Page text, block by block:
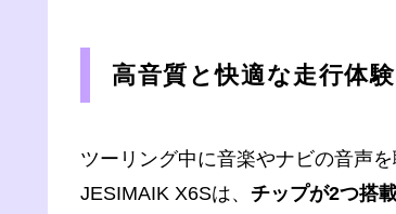
高音質と快適な走行体験
ツーリング中に音楽やナビの音声
JESIMAIK X6Sは、 チップが2つ搭